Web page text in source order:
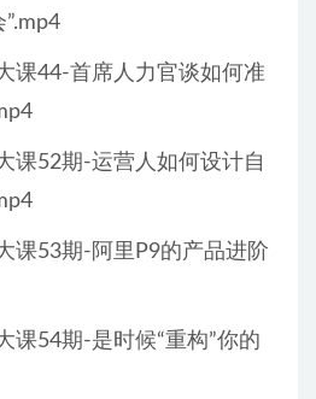
课44-首席人力官谈如何准
课52期-运营人如何设计自
课53期-阿里P9的产品进阶
课54期-是时候“重构”你的